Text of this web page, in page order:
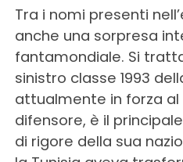
Tra i nomi presenti
anche una sorpresa
fantamondiale. Si
sinistro classe 1993
attualmente in forza al
difensore, è il
di rigore della sua